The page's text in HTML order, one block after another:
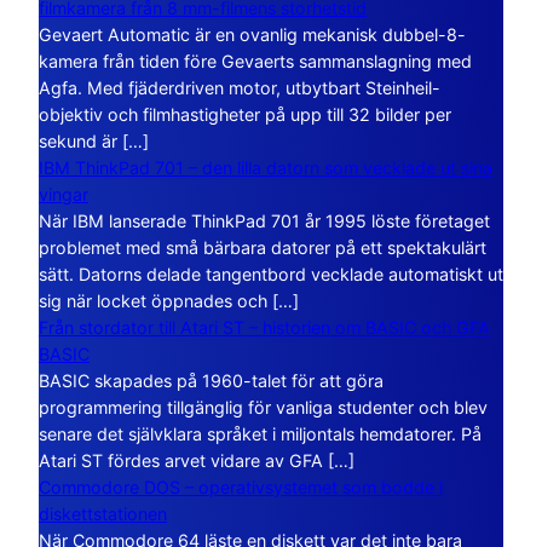
filmkamera från 8 mm-filmens storhetstid
Gevaert Automatic är en ovanlig mekanisk dubbel-8-
kamera från tiden före Gevaerts sammanslagning med
Agfa. Med fjäderdriven motor, utbytbart Steinheil-
objektiv och filmhastigheter på upp till 32 bilder per
sekund är […]
IBM ThinkPad 701 – den lilla datorn som vecklade ut sina
vingar
När IBM lanserade ThinkPad 701 år 1995 löste företaget
problemet med små bärbara datorer på ett spektakulärt
sätt. Datorns delade tangentbord vecklade automatiskt ut
sig när locket öppnades och […]
Från stordator till Atari ST – historien om BASIC och GFA
BASIC
BASIC skapades på 1960-talet för att göra
programmering tillgänglig för vanliga studenter och blev
senare det självklara språket i miljontals hemdatorer. På
Atari ST fördes arvet vidare av GFA […]
Commodore DOS – operativsystemet som bodde i
diskettstationen
När Commodore 64 läste en diskett var det inte bara